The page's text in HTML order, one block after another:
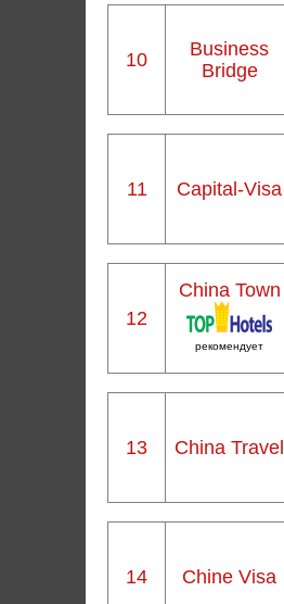
10
Business
Bridge
11 Capital-Visa
12
China Town
рекомендует
13 China Travel
14 Chine Visa